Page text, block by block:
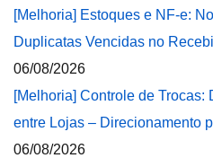
[Melhoria] Estoques e NF-e:
Duplicatas Vencidas no
06/08/2026
[Melhoria] Controle de Trocas:
entre Lojas – Direcionamento
06/08/2026